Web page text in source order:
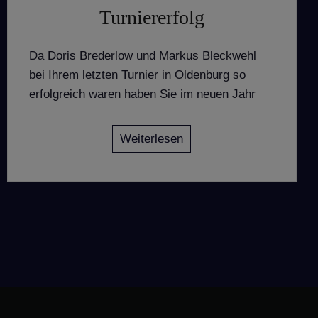
Turniererfolg
Da Doris Brederlow und Markus Bleckwehl
bei Ihrem letzten Turnier in Oldenburg so
erfolgreich waren haben Sie im neuen Jahr
Weiterlesen